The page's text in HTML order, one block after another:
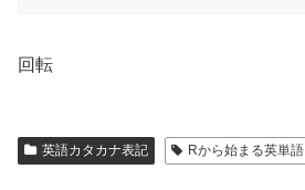
回転
英語カタカナ表記 Rから始まる英単語